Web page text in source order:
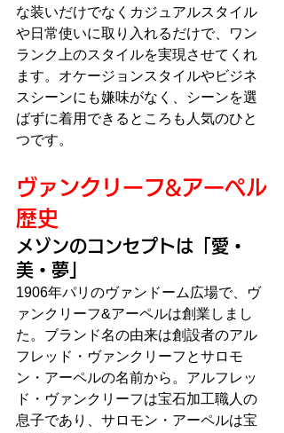
な装いだけでなくカジュアルスタイル
や日常使いに取り入れるだけで、ワン
ランク上のスタイルを実現させてくれ
ます。オケージョンスタイルやビジネ
スシーンにも嫌味がなく、シーンを選
ばずに着用できるところも人気のひと
つです。
ヴァンクリーフ&アーペル
歴史
メゾンのコンセプトは「愛・
美・夢」
1906年パリのヴァンドーム広場で、ヴ
ァンクリーフ&アーペルは創業しまし
た。ブランド名の由来は創設者のアル
フレッド・ヴァンクリーフとサロモ
ン・アーペルの名前から。アルフレッ
ド・ヴァンクリーフは宝石加工職人の
息子であり、サロモン・アーペルは宝